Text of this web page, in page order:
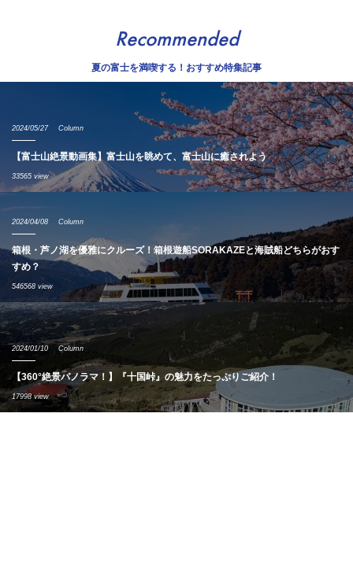
Recommended
夏の富士を満喫する！おすすめ特集記事
2024/05/27 Column
【富士山絶景動画集】富士山を眺めて、富士山に癒されよう
33565 view
2024/04/08 Column
箱根・芦ノ湖を優雅にクルーズ！箱根遊船SORAKAZEと海賊船どちらがおす
すめ？
546568 view
2024/01/10 Column
【360°絶景パノラマ！】『十国峠』の魅力をたっぷりご紹介！
17998 view